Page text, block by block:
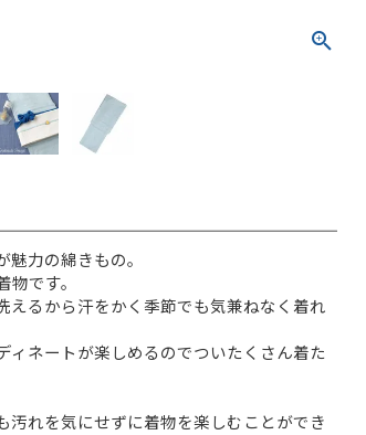
力の綿きもの。
です。
えるから汗をかく季節でも気兼ねなく着れ
ネートが楽しめるのでついたくさん着た
れを気にせずに着物を楽しむことができ